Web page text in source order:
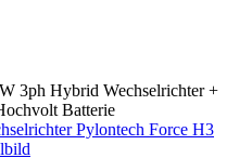
3ph Hybrid Wechselrichter +
Batterie